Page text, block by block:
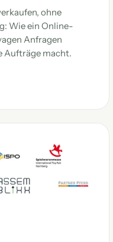
ohne
Wie ein Online-
Anfragen
Aufträge macht.